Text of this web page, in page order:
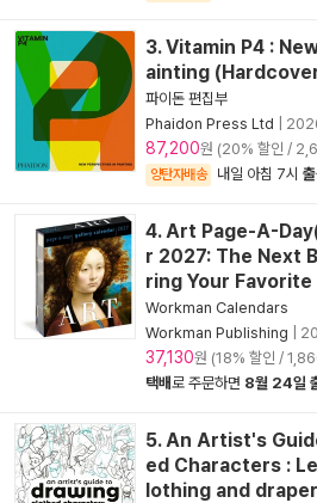
3. Vitamin P4 :
ainting
파이돈 편집부
Phaidon Press Ltd
87,200원 (20% 할인 /
양탄자배송 내일 아침 7시
4. Art Page-A-
r 2027: The Next
ring Your
Workman Calendars
Workman Publishing
37,130원 (18% 할인 /
택배로 주문하면 8월 24일
5. An Artist's
ed Characters :
lothing and